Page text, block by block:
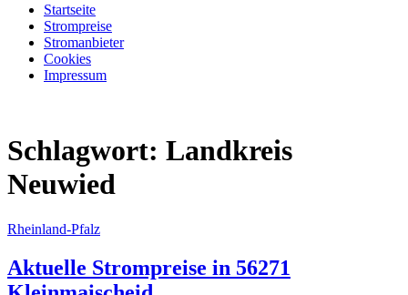
Startseite
Strompreise
Stromanbieter
Cookies
Impressum
Schlagwort: Landkreis
Neuwied
Rheinland-Pfalz
Aktuelle Strompreise in 56271